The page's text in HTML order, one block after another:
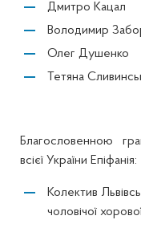
Дмитро Кацал
Володимир
Олег Душенко
Тетяна
Благословенною
всієї України Епіфанія:
Колектив
чоловічої